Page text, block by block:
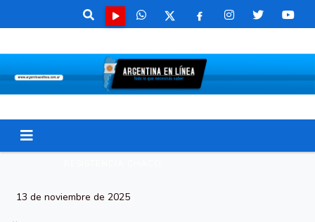
13 de noviembre de 2025